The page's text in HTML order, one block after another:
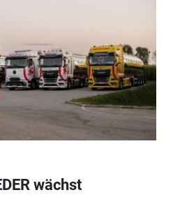
wächst